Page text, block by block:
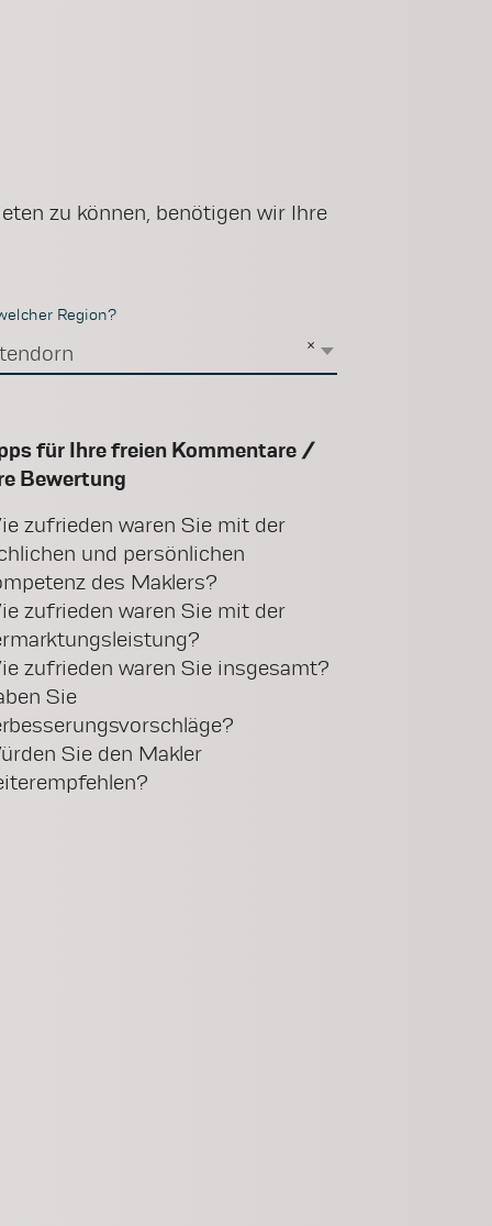
zu können, benötigen wir Ihre
Region?
×
für Ihre freien Kommentare /
Bewertung
zufrieden waren Sie mit der
und persönlichen
des Maklers?
zufrieden waren Sie mit der
zufrieden waren Sie insgesamt?
Sie
Sie den Makler